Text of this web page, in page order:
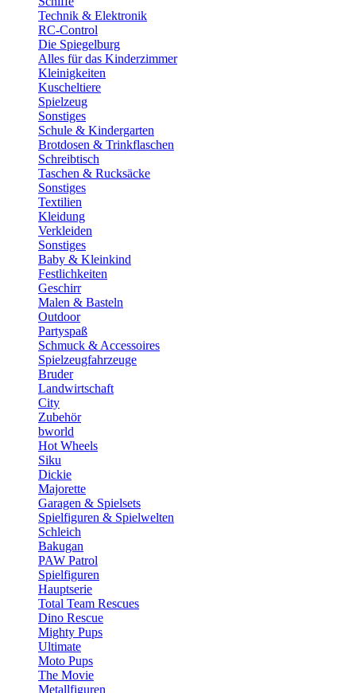
Technik & Elektronik
RC-Control
Die Spiegelburg
Alles für das Kinderzimmer
Kleinigkeiten
Kuscheltiere
Spielzeug
Sonstiges
Schule & Kindergarten
Brotdosen & Trinkflaschen
Schreibtisch
Taschen & Rucksäcke
Sonstiges
Textilien
Kleidung
Verkleiden
Sonstiges
Baby & Kleinkind
Festlichkeiten
Geschirr
Malen & Basteln
Outdoor
Partyspaß
Schmuck & Accessoires
Spielzeugfahrzeuge
Bruder
Landwirtschaft
City
Zubehör
bworld
Hot Wheels
Siku
Dickie
Majorette
Garagen & Spielsets
Spielfiguren & Spielwelten
Schleich
Bakugan
PAW Patrol
Spielfiguren
Hauptserie
Total Team Rescues
Dino Rescue
Mighty Pups
Ultimate
Moto Pups
The Movie
Metallfiguren